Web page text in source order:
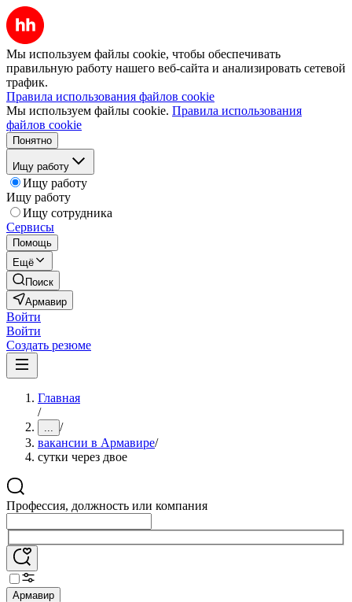
Мы используем файлы cookie, чтобы обеспечивать
правильную работу нашего веб-сайта и анализировать сетевой
трафик.
Правила использования файлов cookie
Мы используем файлы cookie. Правила использования
файлов cookie
Понятно
Ищу работу
Ищу работу
Ищу работу
Ищу сотрудника
Сервисы
Помощь
Ещё
Поиск
Армавир
Войти
Войти
Создать резюме
Главная
/
... /
вакансии в Армавире/
сутки через двое
Профессия, должность или компания
Армавир